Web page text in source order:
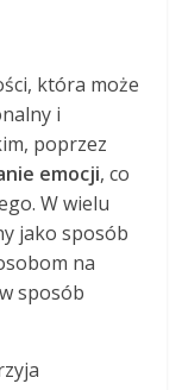
która może
i
poprzez
emocji, co
W wielu
jako sposób
na
sposób